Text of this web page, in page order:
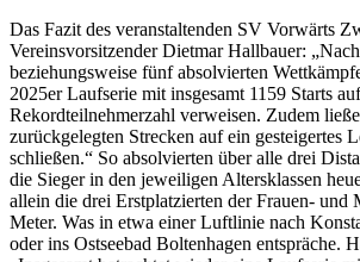
Das Fazit des veranstaltenden SV Vorwärts
Vereinsvorsitzender Dietmar Hallbauer:
beziehungsweise fünf absolvierten
2025er Laufserie mit insgesamt 1159 Starts
Rekordteilnehmerzahl verweisen. Zudem
zurückgelegten Strecken auf ein gesteigertes
schließen.“ So absolvierten über alle drei
die Sieger in den jeweiligen Altersklassen
allein die drei Erstplatzierten der Frauen-
Meter. Was in etwa einer Luftlinie nach
oder ins Ostseebad Boltenhagen entspräche.